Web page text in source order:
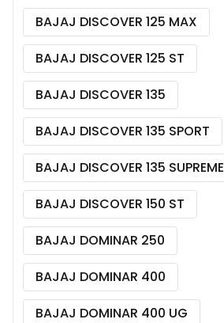
BAJAJ DISCOVER 125 MAX
BAJAJ DISCOVER 125 ST
BAJAJ DISCOVER 135
BAJAJ DISCOVER 135 SPORT
BAJAJ DISCOVER 135 SUPREME
BAJAJ DISCOVER 150 ST
BAJAJ DOMINAR 250
BAJAJ DOMINAR 400
BAJAJ DOMINAR 400 UG